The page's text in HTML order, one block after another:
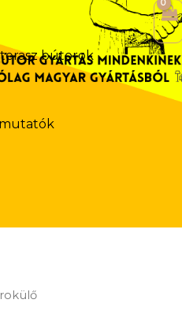
bútorok